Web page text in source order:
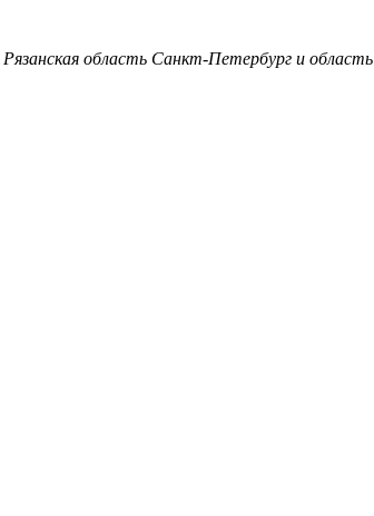
Рязанская область Санкт-Петербург и область